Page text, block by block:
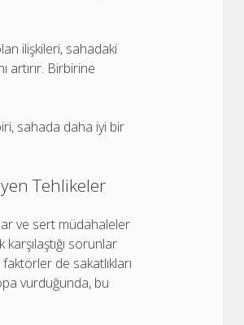
ilişkileri, sahadaki
artırır. Birbirine
sahada daha iyi bir
Tehlikeler
ve sert müdahaleler
sorunlar
de sakatlıkları
vurduğunda, bu